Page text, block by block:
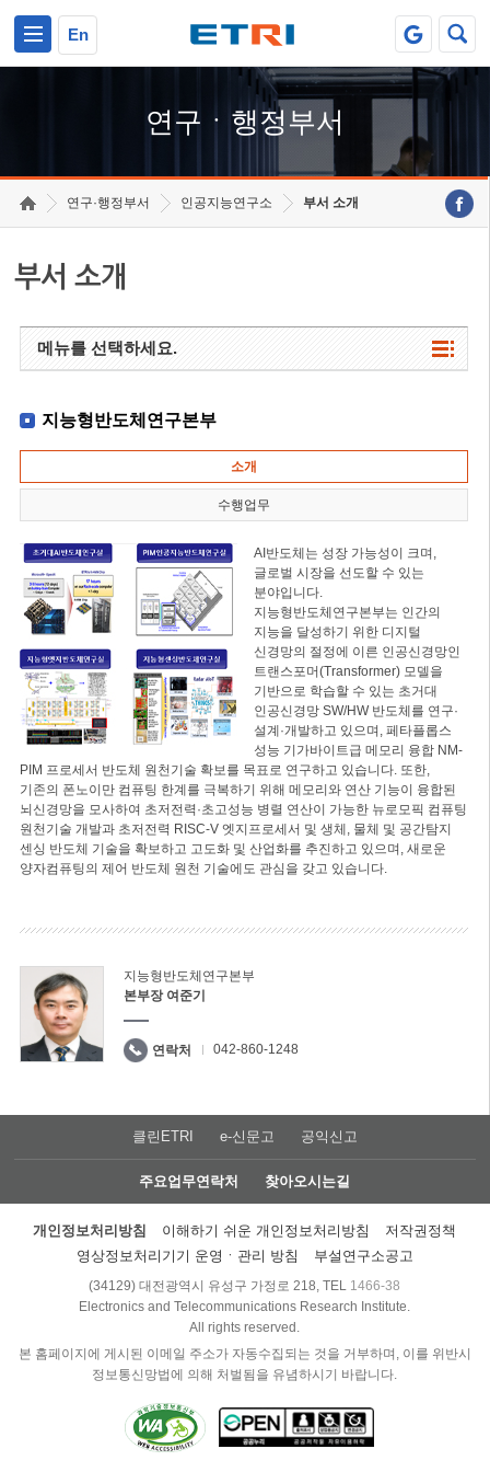
En
연구ㆍ행정부서
연구·행정부서 인공지능연구소 부서 소개
부서 소개
메뉴를 선택하세요.
지능형반도체연구본부
소개
수행업무
AI반도체는 성장 가능성이 크며,
글로벌 시장을 선도할 수 있는
분야입니다.
지능형반도체연구본부는 인간의
지능을 달성하기 위한 디지털
신경망의 절정에 이른 인공신경망인
트랜스포머(Transformer) 모델을
기반으로 학습할 수 있는 초거대
인공신경망 SW/HW 반도체를 연구·
설계·개발하고 있으며, 페타플롭스
성능 기가바이트급 메모리 융합 NM-
PIM 프로세서 반도체 원천기술 확보를 목표로 연구하고 있습니다. 또한,
기존의 폰노이만 컴퓨팅 한계를 극복하기 위해 메모리와 연산 기능이 융합된
뇌신경망을 모사하여 초저전력·초고성능 병렬 연산이 가능한 뉴로모픽 컴퓨팅
원천기술 개발과 초저전력 RISC-V 엣지프로세서 및 생체, 물체 및 공간탐지
센싱 반도체 기술을 확보하고 고도화 및 산업화를 추진하고 있으며, 새로운
양자컴퓨팅의 제어 반도체 원천 기술에도 관심을 갖고 있습니다.
지능형반도체연구본부
본부장 여준기
연락처 042-860-1248
클린ETRI e-신문고 공익신고
주요업무연락처 찾아오시는길
개인정보처리방침 이해하기 쉬운 개인정보처리방침
저작권정책
영상정보처리기기 운영ㆍ관리 방침
부설연구소공고
(34129) 대전광역시 유성구 가정로 218, TEL 1466-38
Electronics and Telecommunications Research Institute.
All rights reserved.
본 홈페이지에 게시된 이메일 주소가 자동수집되는 것을 거부하며, 이를 위반시
정보통신망법에 의해 처벌됨을 유념하시기 바랍니다.